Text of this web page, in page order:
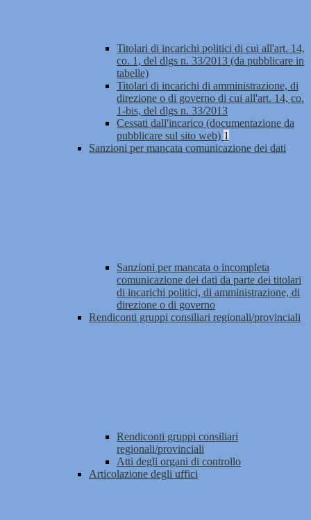
Titolari di incarichi politici di cui all'art. 14,
co. 1, del dlgs n. 33/2013 (da pubblicare in
tabelle)
Titolari di incarichi di amministrazione, di
direzione o di governo di cui all'art. 14, co.
1-bis, del dlgs n. 33/2013
Cessati dall'incarico (documentazione da
pubblicare sul sito web) 1
Sanzioni per mancata comunicazione dei dati
Sanzioni per mancata o incompleta
comunicazione dei dati da parte dei titolari
di incarichi politici, di amministrazione, di
direzione o di governo
Rendiconti gruppi consiliari regionali/provinciali
Rendiconti gruppi consiliari
regionali/provinciali
Atti degli organi di controllo
Articolazione degli uffici